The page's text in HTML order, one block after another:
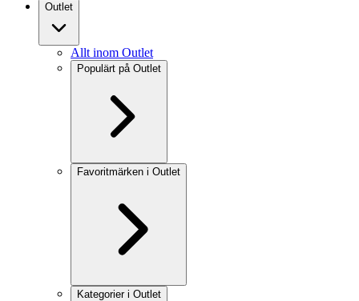
Outlet
Allt inom Outlet
Populärt på Outlet
Favoritmärken i Outlet
Kategorier i Outlet